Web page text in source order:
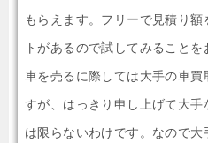
もらえます。フリーで見積り
トがあるので試してみることを
車を売るに際しては大手の車買
すが、はっきり申し上げて大手
は限らないわけです。なので